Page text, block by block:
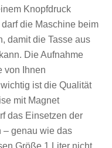
Knopfdruck
die Maschine beim
damit die Tasse aus
Die Aufnahme
von Ihnen
ist die Qualität
mit Magnet
das Einsetzen der
– genau wie das
Größe 1 Liter nicht